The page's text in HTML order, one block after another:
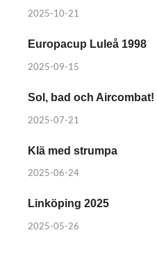
2025-10-21
Europacup Luleå 1998
2025-09-15
Sol, bad och Aircombat!
2025-07-21
Klä med strumpa
2025-06-24
Linköping 2025
2025-05-26